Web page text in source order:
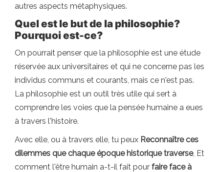
autres aspects métaphysiques.
Quel est le but de la philosophie?
Pourquoi est-ce?
On pourrait penser que la philosophie est une étude
réservée aux universitaires et qui ne concerne pas les
individus communs et courants, mais ce n'est pas.
La philosophie est un outil très utile qui sert à
comprendre les voies que la pensée humaine a eues
à travers l'histoire.
Avec elle, ou à travers elle, tu peux Reconnaître ces
dilemmes que chaque époque historique traverse, Et
comment l'être humain a-t-il fait pour faire face à